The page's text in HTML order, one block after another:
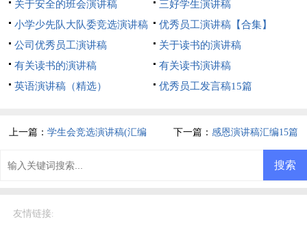
关于安全的班会演讲稿
三好学生演讲稿
小学少先队大队委竞选演讲稿
优秀员工演讲稿【合集】
公司优秀员工演讲稿
关于读书的演讲稿
有关读书的演讲稿
有关读书演讲稿
英语演讲稿（精选）
优秀员工发言稿15篇
上一篇：学生会竞选演讲稿(汇编 下一篇： 感恩演讲稿汇编15篇
友情链接: